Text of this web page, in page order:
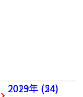
2023年 (54)
2019年 (24)